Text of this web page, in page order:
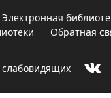
Электронная
Обратная